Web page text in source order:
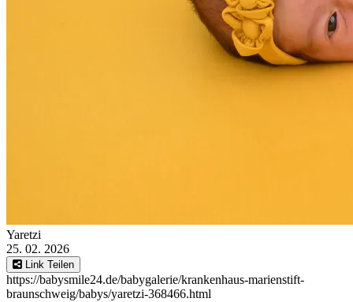
Yaretzi
25. 02. 2026
Link Teilen
https://babysmile24.de/babygalerie/krankenhaus-marienstift-
braunschweig/babys/yaretzi-368466.html